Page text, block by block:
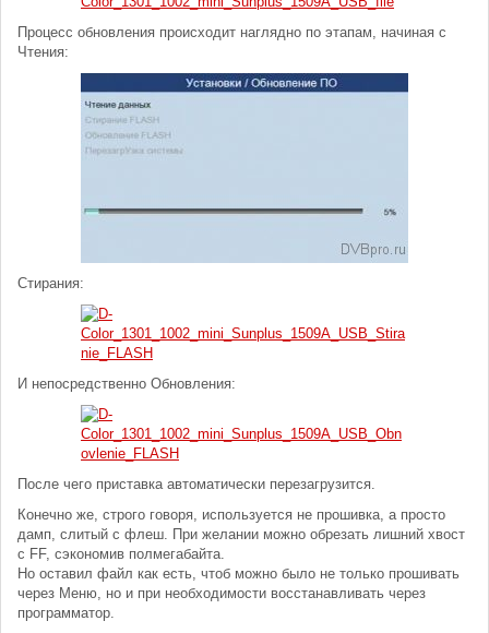
Процесс обновления происходит наглядно по этапам, начиная с
Чтения:
Стирания:
И непосредственно Обновления:
После чего приставка автоматически перезагрузится.
Конечно же, строго говоря, используется не прошивка, а просто
дамп, слитый с флеш. При желании можно обрезать лишний хвост
с FF, сэкономив полмегабайта.
Но оставил файл как есть, чтоб можно было не только прошивать
через Меню, но и при необходимости восстанавливать через
программатор.